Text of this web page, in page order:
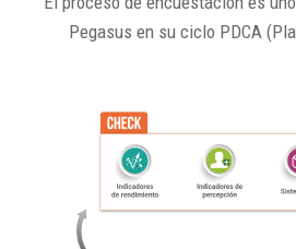
Pegasus en su ciclo PDCA